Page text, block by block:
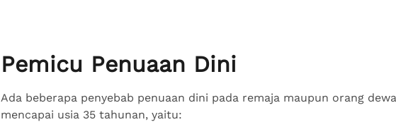
Pemicu Penuaan Dini
Ada beberapa penyebab penuaan dini pada remaja maupun orang
mencapai usia 35 tahunan, yaitu: